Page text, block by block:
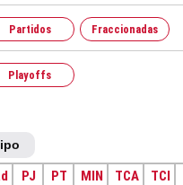
Partidos Fraccionadas
Playoffs
PJ PT MIN TCA TCI